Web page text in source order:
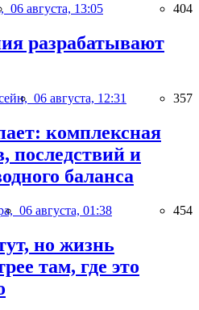
06 августа, 13:05 404
разрабатывают
06 августа, 12:31 357
комплексная
последствий и
баланса
06 августа, 01:38 454
но жизнь
там, где это